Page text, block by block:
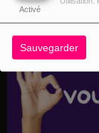
Activé
Sauvegarder